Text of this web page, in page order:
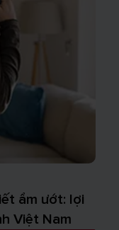
ẩm ướt: lợi
Việt Nam